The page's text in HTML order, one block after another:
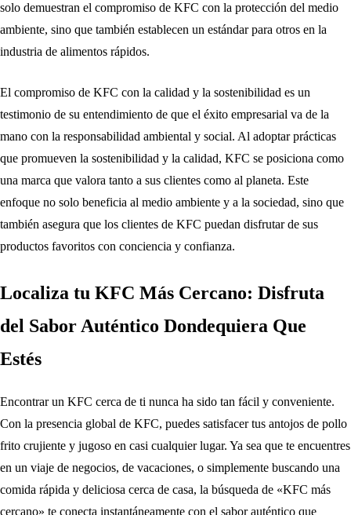
solo demuestran el compromiso de KFC con la protección del medio
ambiente, sino que también establecen un estándar para otros en la
industria de alimentos rápidos.
El compromiso de KFC con la calidad y la sostenibilidad es un
testimonio de su entendimiento de que el éxito empresarial va de la
mano con la responsabilidad ambiental y social. Al adoptar prácticas
que promueven la sostenibilidad y la calidad, KFC se posiciona como
una marca que valora tanto a sus clientes como al planeta. Este
enfoque no solo beneficia al medio ambiente y a la sociedad, sino que
también asegura que los clientes de KFC puedan disfrutar de sus
productos favoritos con conciencia y confianza.
Localiza tu KFC Más Cercano: Disfruta
del Sabor Auténtico Dondequiera Que
Estés
Encontrar un KFC cerca de ti nunca ha sido tan fácil y conveniente.
Con la presencia global de KFC, puedes satisfacer tus antojos de pollo
frito crujiente y jugoso en casi cualquier lugar. Ya sea que te encuentres
en un viaje de negocios, de vacaciones, o simplemente buscando una
comida rápida y deliciosa cerca de casa, la búsqueda de «KFC más
cercano» te conecta instantáneamente con el sabor auténtico que